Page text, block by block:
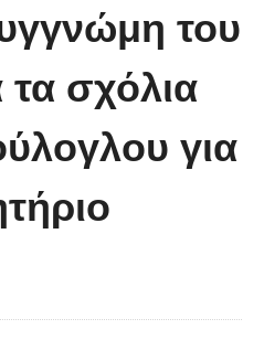
συγκίνησε το
κορίτσι
του
σχόλια
για